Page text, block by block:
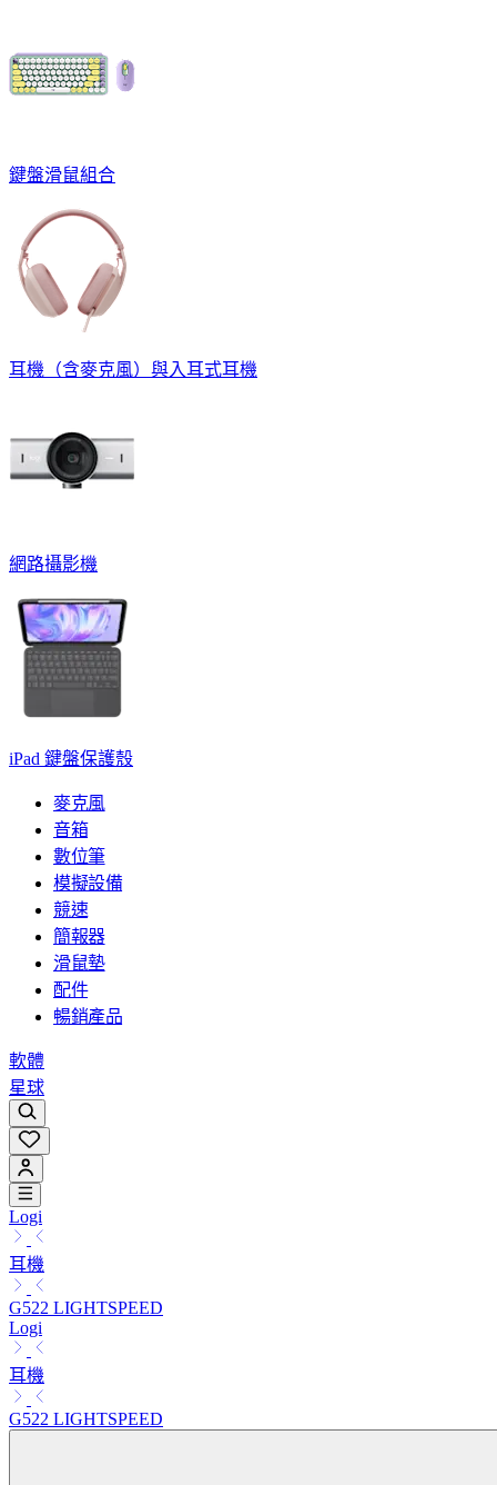
鍵盤滑鼠組合
耳機（含麥克風）與入耳式耳機
網路攝影機
iPad 鍵盤保護殼
麥克風
音箱
數位筆
模擬設備
競速
簡報器
滑鼠墊
配件
暢銷產品
軟體
星球
Logi
耳機
G522 LIGHTSPEED
Logi
耳機
G522 LIGHTSPEED